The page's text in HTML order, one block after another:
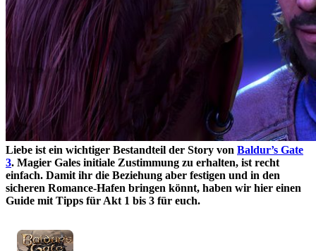
Liebe ist ein wichtiger Bestandteil der Story von Baldur’s Gate
3. Magier Gales initiale Zustimmung zu erhalten, ist recht
einfach. Damit ihr die Beziehung aber festigen und in den
sicheren Romance-Hafen bringen könnt, haben wir hier einen
Guide mit Tipps für Akt 1 bis 3 für euch.